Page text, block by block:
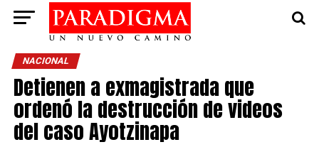
NACIONAL
Detienen a exmagistrada que
ordenó la destrucción de videos
del caso Ayotzinapa